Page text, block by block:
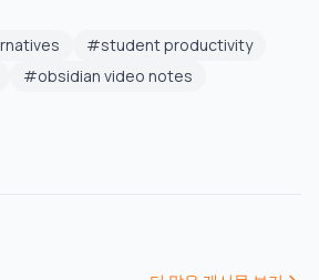
#student productivity
#obsidian video notes